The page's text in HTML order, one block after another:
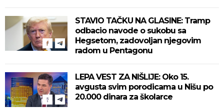
STAVIO TAČKU NA GLASINE: Tramp
odbacio navode o sukobu sa
Hegsetom, zadovoljan njegovim
radom u Pentagonu
LEPA VEST ZA NIŠLIJE: Oko 15.
avgusta svim porodicama u Nišu po
20.000 dinara za školarce